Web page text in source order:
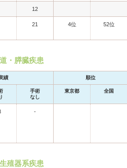
12
21 4位 52位
・膵臓疾患
績 順位
手術
なし
東京都 全国
-
殖器系疾患